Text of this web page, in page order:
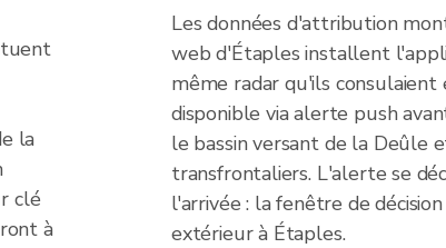
la
clé
à
Les données d'attribution
web d'Étaples installent
même radar qu'ils consulaient
disponible via alerte push
le bassin versant de la Deûle
transfrontaliers. L'alerte se
l'arrivée : la fenêtre de
extérieur à Étaples.